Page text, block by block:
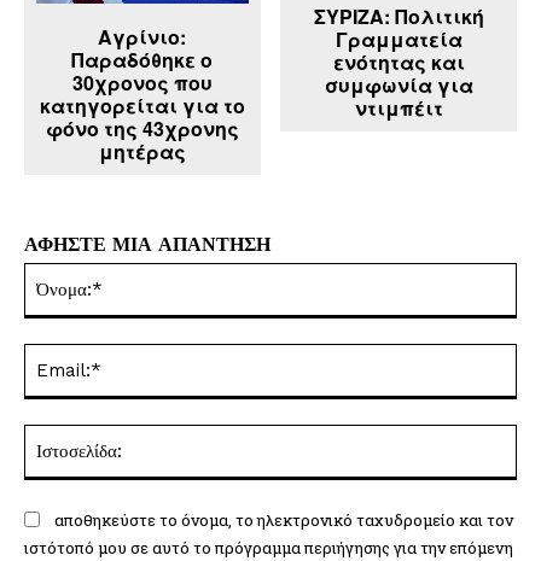
Αγρίνιο:
Παραδόθηκε ο
30χρονος που
κατηγορείται για το
φόνο της 43χρονης
μητέρας
ΣΥΡΙΖΑ: Πολιτική
Γραμματεία
ενότητας και
συμφωνία για
ντιμπέιτ
ΑΦΗΣΤΕ ΜΙΑ ΑΠΑΝΤΗΣΗ
αποθηκεύστε το όνομα, το ηλεκτρονικό ταχυδρομείο και τον
ιστότοπό μου σε αυτό το πρόγραμμα περιήγησης για την επόμενη